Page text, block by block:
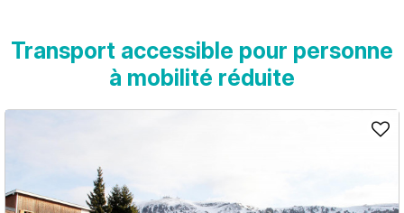
Transport accessible pour personne
à mobilité réduite